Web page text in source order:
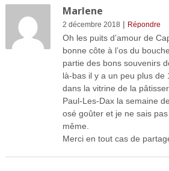
Marlene
2 décembre 2018 | Répondre
Oh les puits d’amour de
bonne côte à l’os du
partie des bons souvenirs
là-bas il y a un peu plus de
dans la vitrine de la
Paul-Les-Dax la semaine
osé goûter et je ne sais
même.
Merci en tout cas de